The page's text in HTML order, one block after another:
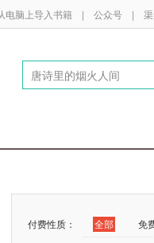
电脑上导入书籍 | 公众号 |
付费性质： 全部
免